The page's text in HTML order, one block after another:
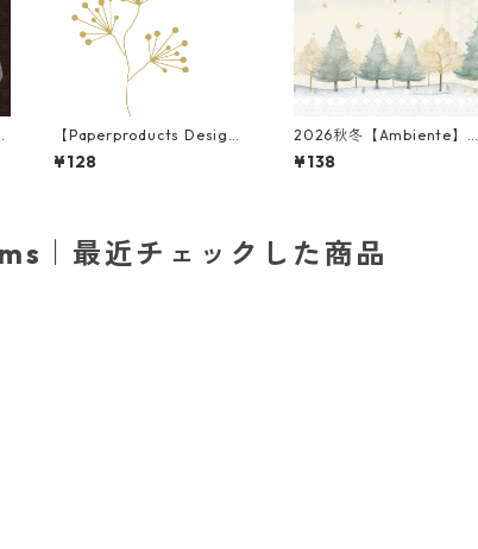
【Paperproducts Desig
n】バラ売り2枚 ランチサイ
ズ ペーパーナプキン Pure G
¥128
2026秋冬【Ambiente】バ
ラ売り2枚 ランチサイズ ペ
ーパーナプキン Starry Sky
¥138
｜最近チェックした商品